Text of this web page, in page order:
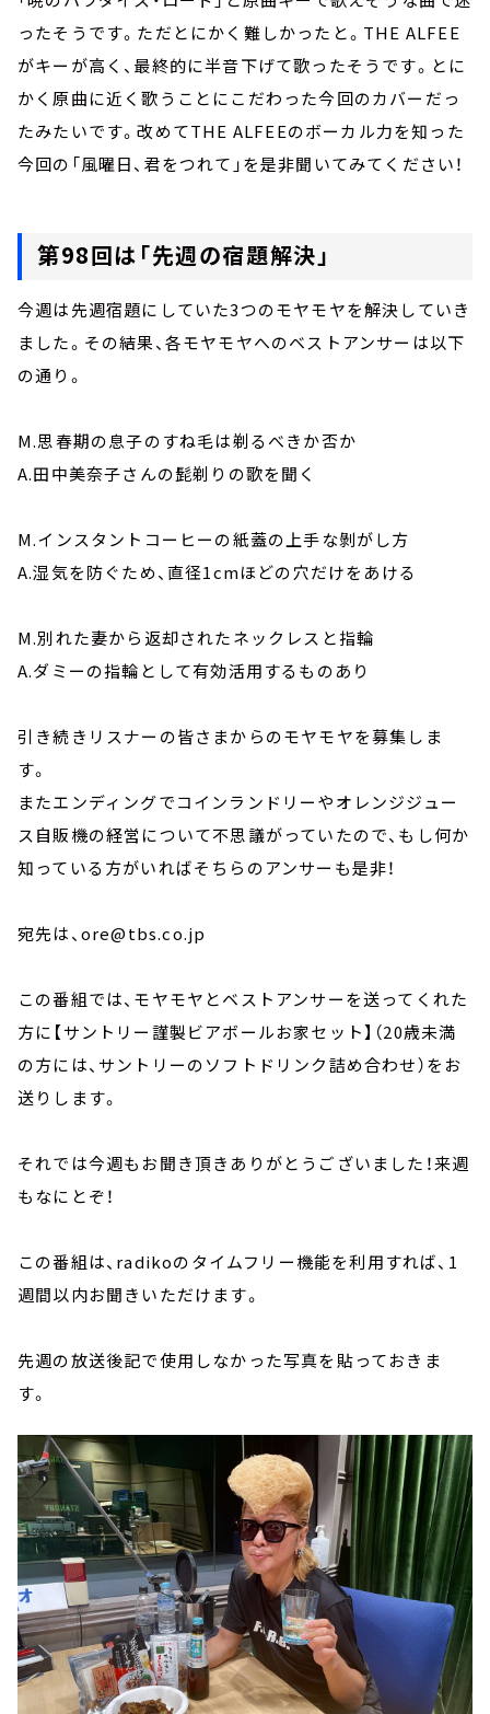
ったそうです。ただとにかく難しかったと。THE ALFEE
がキーが高く、最終的に半音下げて歌ったそうです。とに
かく原曲に近く歌うことにこだわった今回のカバーだっ
たみたいです。改めてTHE ALFEEのボーカル力を知った
今回の「風曜日、君をつれて」を是非聞いてみてください！
第98回は「先週の宿題解決」
今週は先週宿題にしていた3つのモヤモヤを解決していき
ました。その結果、各モヤモヤへのベストアンサーは以下
の通り。
M.思春期の息子のすね毛は剃るべきか否か
A.田中美奈子さんの髭剃りの歌を聞く
M.インスタントコーヒーの紙蓋の上手な剝がし方
A.湿気を防ぐため、直径1cmほどの穴だけをあける
M.別れた妻から返却されたネックレスと指輪
A.ダミーの指輪として有効活用するものあり
引き続きリスナーの皆さまからのモヤモヤを募集しま
す。
またエンディングでコインランドリーやオレンジジュー
ス自販機の経営について不思議がっていたので、もし何か
知っている方がいればそちらのアンサーも是非！
宛先は、ore@tbs.co.jp
この番組では、モヤモヤとベストアンサーを送ってくれた
方に【サントリー謹製ビアボールお家セット】（20歳未満
の方には、サントリーのソフトドリンク詰め合わせ）をお
送りします。
それでは今週もお聞き頂きありがとうございました！来週
もなにとぞ！
この番組は、radikoのタイムフリー機能を利用すれば、1
週間以内お聞きいただけます。
先週の放送後記で使用しなかった写真を貼っておきま
す。